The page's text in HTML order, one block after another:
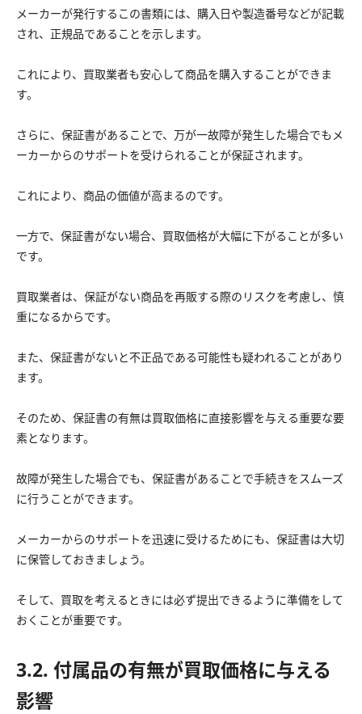
メーカーが発行するこの書類には、購入日や製造番号などが記載
され、正規品であることを示します。
これにより、買取業者も安心して商品を購入することができま
す。
さらに、保証書があることで、万が一故障が発生した場合でもメ
ーカーからのサポートを受けられることが保証されます。
これにより、商品の価値が高まるのです。
一方で、保証書がない場合、買取価格が大幅に下がることが多い
です。
買取業者は、保証がない商品を再販する際のリスクを考慮し、慎
重になるからです。
また、保証書がないと不正品である可能性も疑われることがあり
ます。
そのため、保証書の有無は買取価格に直接影響を与える重要な要
素となります。
故障が発生した場合でも、保証書があることで手続きをスムーズ
に行うことができます。
メーカーからのサポートを迅速に受けるためにも、保証書は大切
に保管しておきましょう。
そして、買取を考えるときには必ず提出できるように準備をして
おくことが重要です。
3.2. 付属品の有無が買取価格に与える
影響